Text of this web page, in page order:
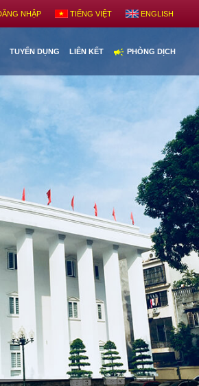
NHẬP TIẾNG VIỆT ENGLISH
TUYỂN DỤNG LIÊN KẾT campaign PHÒNG DỊCH